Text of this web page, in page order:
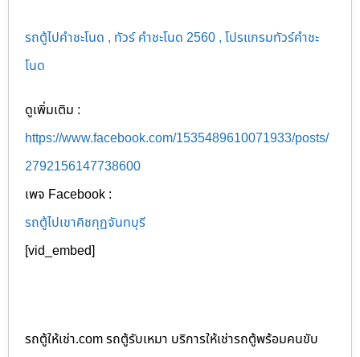
รถตู้ไปคำชะโนด , ทัวร์ คำชะโนด 2560 , โปรแกรมทัวร์คำชะ
โนด
ดูเพิ่มเติม :
https://www.facebook.com/1535489610071933/posts/
2792156147738600
เพจ Facebook :
รถตู้ไปเขาคิชกุฏจันทบุรี
[vid_embed]
รถตู้ให้เช่า.com รถตู้รับเหมา บริการให้เช่ารถตู้พร้อมคนขับ